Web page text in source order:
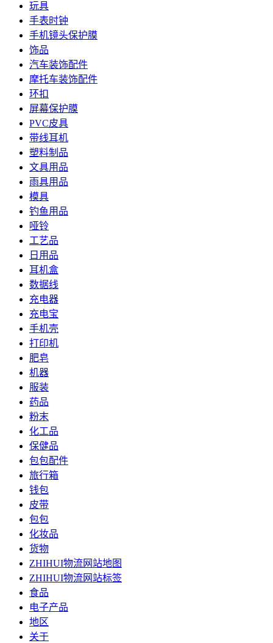
玩具
手表时钟
手机镜头保护膜
饰品
汽车装饰配件
摩托车装饰配件
环扣
屏幕保护膜
PVC皮具
带线耳机
塑料制品
文具用品
雨具用品
模具
钓鱼用品
哑铃
工艺品
日用品
耳机盒
数据线
充电器
充电宝
手机壳
打印机
肥皂
机器
服装
药品
粉末
化工品
保健品
包包配件
旅行箱
钱包
皮带
包包
化妆品
货物
ZHIHUI物流网站地图
ZHIHUI物流网站标签
食品
电子产品
地区
关于